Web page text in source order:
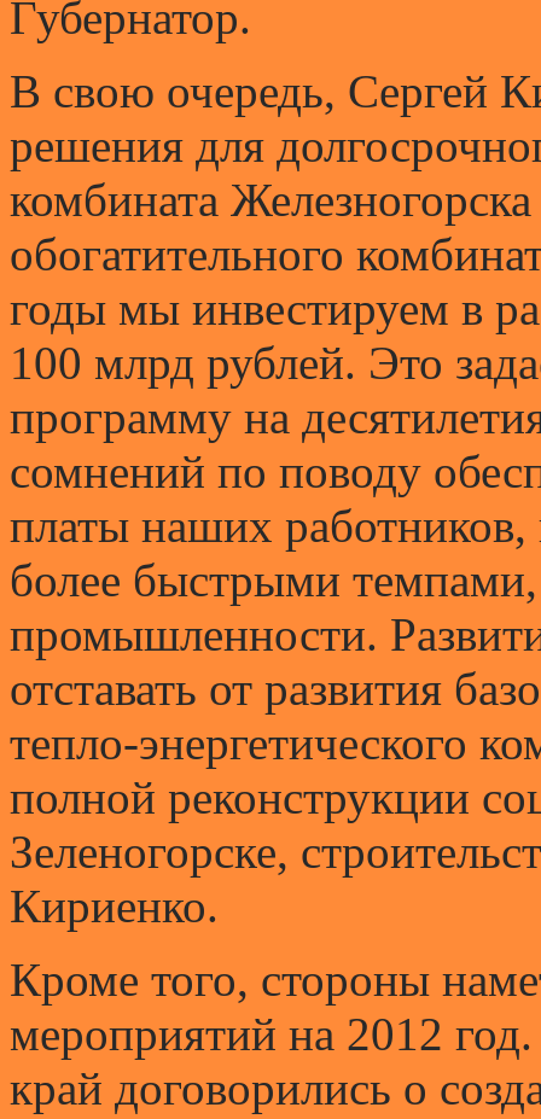
Губернатор.
В свою очередь, Сергей
решения для
комбината
обогатительного
годы мы инвестируем в
100 млрд рублей. Это
программу на
сомнений по поводу
платы наших работников,
более быстрыми
промышленности.
отставать от развития
тепло-энергетического
полной реконструкции
Зеленогорске,
Кириенко.
Кроме того, стороны
мероприятий на 2012
край договорились о